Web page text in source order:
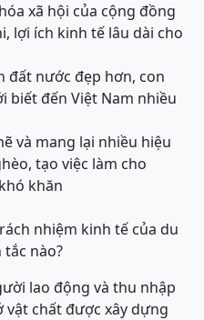
xã hội của cộng đồng
lợi ích kinh tế lâu dài cho
đất nước đẹp hơn, con
biết đến Việt Nam nhiều
và mang lại nhiều hiệu
tạo việc làm cho
khăn
nhiệm kinh tế của du
nào?
lao động và thu nhập
chất được xây dựng